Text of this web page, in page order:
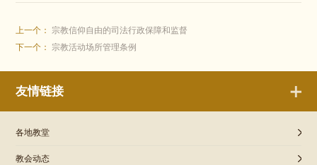
上一个： 宗教信仰自由的司法行政保障和监督
下一个： 宗教活动场所管理条例
友情链接
各地教堂
教会动态